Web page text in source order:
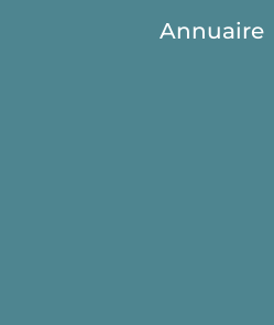
Annuaire